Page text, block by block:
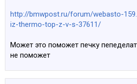
http://bmwpost.ru/forum/webasto-
iz-thermo-top-z-v-s-37611/
Может это поможет печку
не поможет